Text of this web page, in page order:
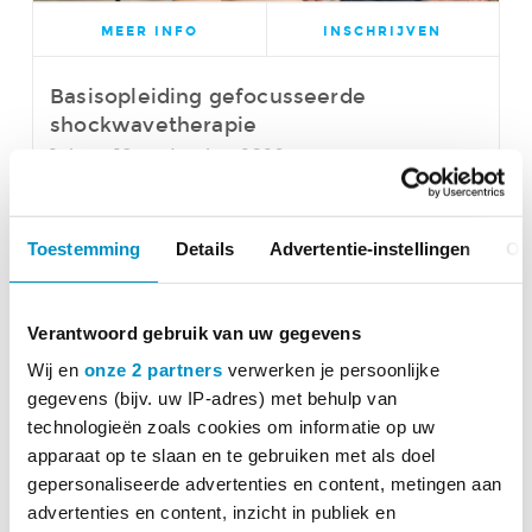
Toestemming Details Advertentie-instellingen
Verantwoord gebruik van uw gegevens
Wij en onze 2 partners verwerken je persoonlijke
gegevens (bijv. uw IP-adres) met behulp van
technologieën zoals cookies om informatie op uw
apparaat op te slaan en te gebruiken met als doel
gepersonaliseerde advertenties en content, metingen aan
advertenties en content, inzicht in publiek en
MEER INFO INSCHRIJVEN
Basisopleiding gefocusseerde
shockwavetherapie
1 dag - 18 september 2026
MEER INFO INSCHRIJVEN